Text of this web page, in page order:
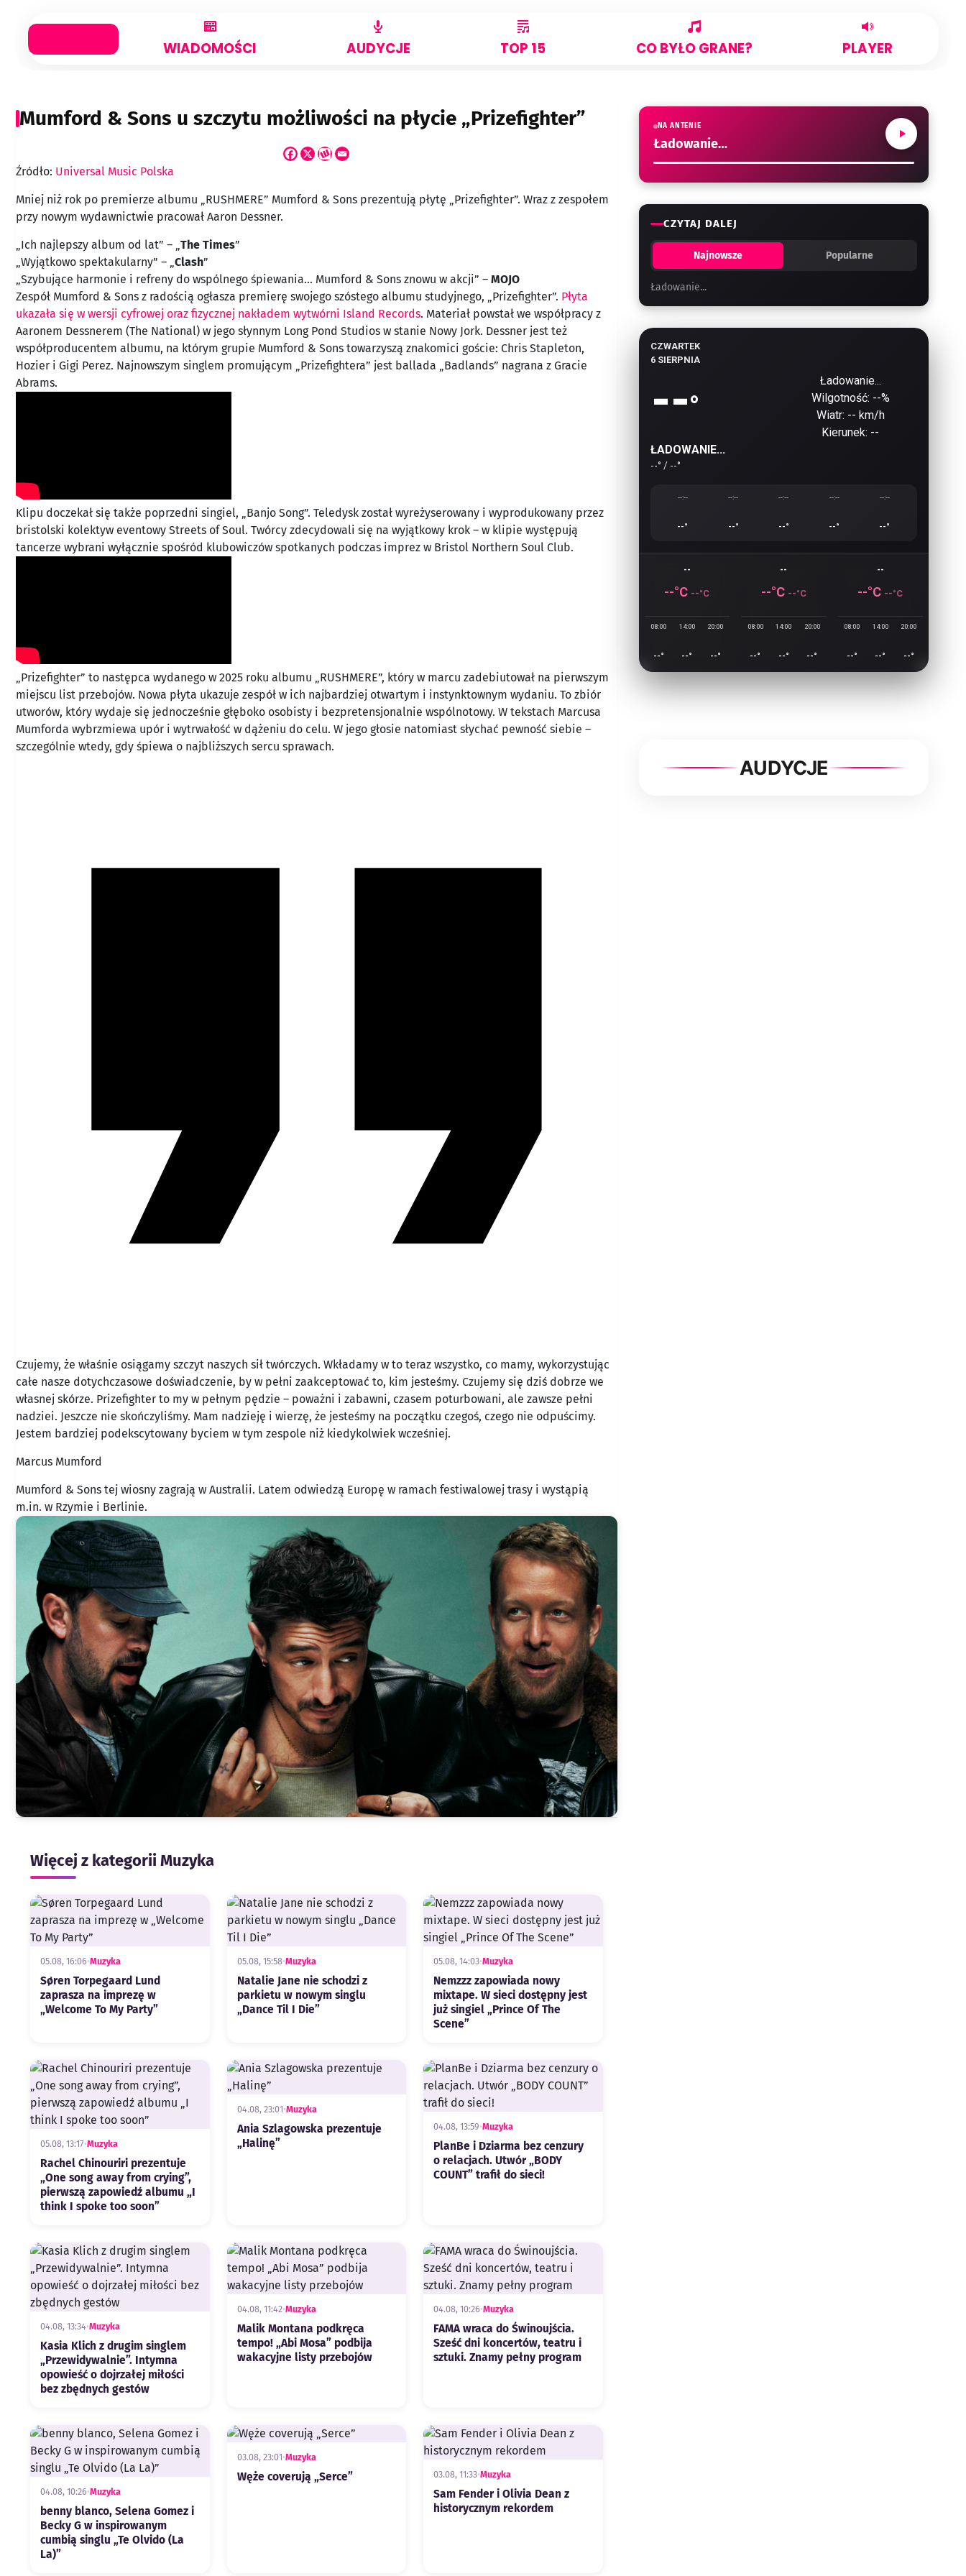
content
WIADOMOŚCI AUDYCJE TOP 15 CO BYŁO GRANE? PLAYER
Mumford & Sons u szczytu możliwości na płycie „Prizefighter”
Źródło: Universal Music Polska
Mniej niż rok po premierze albumu „RUSHMERE” Mumford & Sons prezentują płytę „Prizefighter”. Wraz z zespołem
przy nowym wydawnictwie pracował Aaron Dessner.
„Ich najlepszy album od lat” – „ The Times”
„Wyjątkowo spektakularny” – „ Clash”
„Szybujące harmonie i refreny do wspólnego śpiewania… Mumford & Sons znowu w akcji” – MOJO
Zespół Mumford & Sons z radością ogłasza premierę swojego szóstego albumu studyjnego, „Prizefighter”. Płyta
ukazała się w wersji cyfrowej oraz fizycznej nakładem wytwórni Island Records. Materiał powstał we współpracy z
Aaronem Dessnerem (The National) w jego słynnym Long Pond Studios w stanie Nowy Jork. Dessner jest też
współproducentem albumu, na którym grupie Mumford & Sons towarzyszą znakomici goście: Chris Stapleton,
Hozier i Gigi Perez. Najnowszym singlem promującym „Prizefightera” jest ballada „Badlands” nagrana z Gracie
Abrams.
Klipu doczekał się także poprzedni singiel, „Banjo Song”. Teledysk został wyreżyserowany i wyprodukowany przez
bristolski kolektyw eventowy Streets of Soul. Twórcy zdecydowali się na wyjątkowy krok – w klipie występują
tancerze wybrani wyłącznie spośród klubowiczów spotkanych podczas imprez w Bristol Northern Soul Club.
„Prizefighter” to następca wydanego w 2025 roku albumu „RUSHMERE”, który w marcu zadebiutował na pierwszym
miejscu list przebojów. Nowa płyta ukazuje zespół w ich najbardziej otwartym i instynktownym wydaniu. To zbiór
utworów, który wydaje się jednocześnie głęboko osobisty i bezpretensjonalnie wspólnotowy. W tekstach Marcusa
Mumforda wybrzmiewa upór i wytrwałość w dążeniu do celu. W jego głosie natomiast słychać pewność siebie –
szczególnie wtedy, gdy śpiewa o najbliższych sercu sprawach.
Czujemy, że właśnie osiągamy szczyt naszych sił twórczych. Wkładamy w to teraz wszystko, co mamy, wykorzystując
całe nasze dotychczasowe doświadczenie, by w pełni zaakceptować to, kim jesteśmy. Czujemy się dziś dobrze we
własnej skórze. Prizefighter to my w pełnym pędzie – poważni i zabawni, czasem poturbowani, ale zawsze pełni
nadziei. Jeszcze nie skończyliśmy. Mam nadzieję i wierzę, że jesteśmy na początku czegoś, czego nie odpuścimy.
Jestem bardziej podekscytowany byciem w tym zespole niż kiedykolwiek wcześniej.
Marcus Mumford
Mumford & Sons tej wiosny zagrają w Australii. Latem odwiedzą Europę w ramach festiwalowej trasy i wystąpią
m.in. w Rzymie i Berlinie.
Więcej z kategorii Muzyka
05.08, 16:06•Muzyka
Søren Torpegaard Lund
zaprasza na imprezę w
„Welcome To My Party”
05.08, 15:58•Muzyka
Natalie Jane nie schodzi z
parkietu w nowym singlu
„Dance Til I Die”
05.08, 14:03•Muzyka
Nemzzz zapowiada nowy
mixtape. W sieci dostępny jest
już singiel „Prince Of The
Scene”
05.08, 13:17•Muzyka
Rachel Chinouriri prezentuje
„One song away from crying”,
pierwszą zapowiedź albumu „I
think I spoke too soon”
04.08, 23:01•Muzyka
Ania Szlagowska prezentuje
„Halinę”
04.08, 13:59•Muzyka
PlanBe i Dziarma bez cenzury
o relacjach. Utwór „BODY
COUNT” trafił do sieci!
04.08, 13:34•Muzyka
Kasia Klich z drugim singlem
„Przewidywalnie”. Intymna
opowieść o dojrzałej miłości
bez zbędnych gestów
04.08, 11:42•Muzyka
Malik Montana podkręca
tempo! „Abi Mosa” podbija
wakacyjne listy przebojów
04.08, 10:26•Muzyka
FAMA wraca do Świnoujścia.
Sześć dni koncertów, teatru i
sztuki. Znamy pełny program
04.08, 10:26•Muzyka
benny blanco, Selena Gomez i
Becky G w inspirowanym
cumbią singlu „Te Olvido (La
La)”
03.08, 23:01•Muzyka
Węże coverują „Serce” 03.08, 11:33•Muzyka
Sam Fender i Olivia Dean z
historycznym rekordem
NA ANTENIE
Ładowanie…
CZYTAJ DALEJ
Najnowsze Popularne
Ładowanie...
CZWARTEK
6 SIERPNIA
--°
ŁADOWANIE...
--° / --°
Ładowanie...
Wilgotność: --%
Wiatr: -- km/h
Kierunek: --
--:--
--°
--:--
--°
--:--
--°
--:--
--°
--:--
--°
--
--°C --°C
08:00
--°
14:00
--°
20:00
--°
--
--°C --°C
08:00
--°
14:00
--°
20:00
--°
--
--°C --°C
08:00
--°
14:00
--°
20:00
--°
AUDYCJE